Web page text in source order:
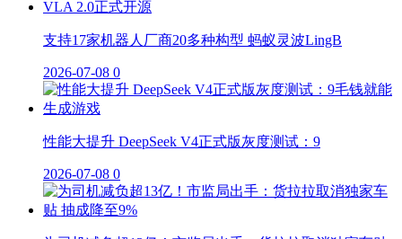
支持17家机器人厂商20多种构型 蚂蚁灵波LingB
2026-07-08 0
性能大提升 DeepSeek V4正式版灰度测试：9
2026-07-08 0